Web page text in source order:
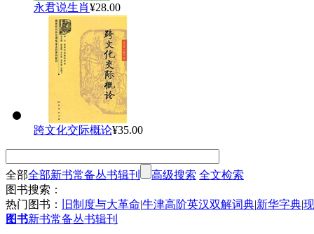
永君说生肖¥28.00
跨文化交际概论¥35.00
全部全部新书常备丛书辑刊 高级搜索 全文检索
图书搜索：
热门图书：
旧制度与大革命|牛津高阶英汉双解词典|新华字典|
图书新书常备丛书辑刊